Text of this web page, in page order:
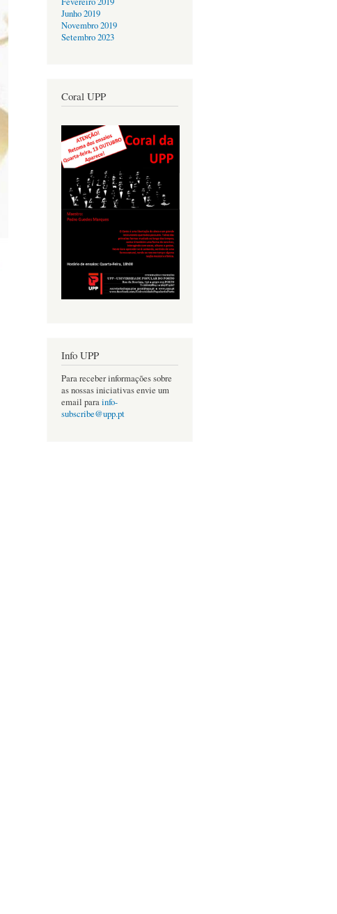
Junho 2019
Novembro 2019
Setembro 2023
Coral UPP
Info UPP
Para receber informações sobre
as nossas iniciativas envie um
email parainfo-
subscribe@upp.pt